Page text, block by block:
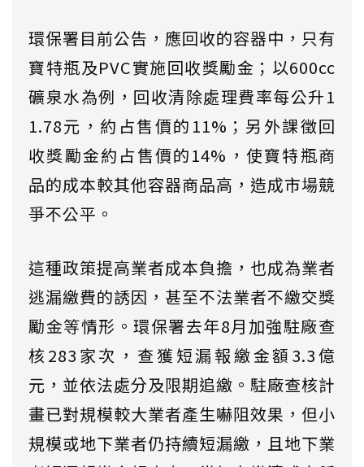
環保署目前公告，應回收的容器中，只有
寶特瓶及PVC實施回收獎勵金；以600cc
礦泉水為例，回收清除處理費率每公升1
1.78元，約占售價的11%；另外課徵回
收獎勵金約占售價的14%，使寶特瓶商
品的成本較其他容器商品高，造成市場競
爭不公平。
這種政策提高業者成本負擔，也成為業者
逃漏繳費的誘因，甚至不法業者不繳交獎
勵金等情形。環保署去年8月加強駐廠查
核283家次，查獲短漏報繳金額3.3億
元，並依法處分及限期追繳。駐廠查核計
畫已對規模較大業者產生嚇阻效果，但小
規模或地下業者仍持續短漏繳，且地下業